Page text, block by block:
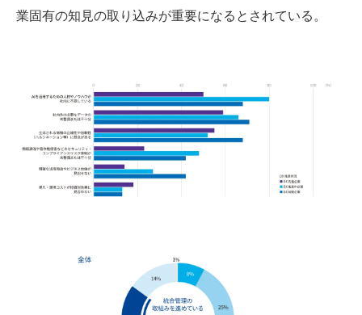
業固有の知見の取り込みが重要になるとされている。